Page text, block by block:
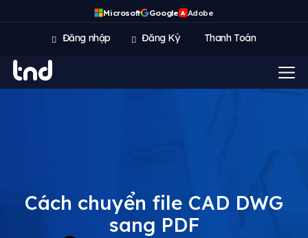
Microsoft Google A Adobe
Đăng nhập Đăng Ký Thanh Toán
Cách chuyển file CAD DWG
sang PDF